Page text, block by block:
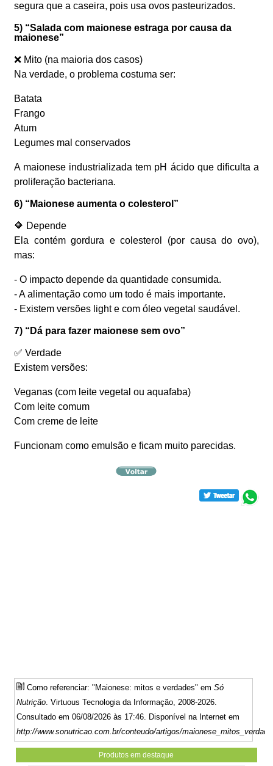
segura que a caseira, pois usa ovos pasteurizados.
5) “Salada com maionese estraga por causa da
maionese”
❌ Mito (na maioria dos casos)
Na verdade, o problema costuma ser:
Batata
Frango
Atum
Legumes mal conservados
A maionese industrializada tem pH ácido que dificulta a
proliferação bacteriana.
6) “Maionese aumenta o colesterol”
🔶 Depende
Ela contém gordura e colesterol (por causa do ovo),
mas:
- O impacto depende da quantidade consumida.
- A alimentação como um todo é mais importante.
- Existem versões light e com óleo vegetal saudável.
7) “Dá para fazer maionese sem ovo”
✅ Verdade
Existem versões:
Veganas (com leite vegetal ou aquafaba)
Com leite comum
Com creme de leite
Funcionam como emulsão e ficam muito parecidas.
Como referenciar: "Maionese: mitos e verdades" emSó
Nutrição. Virtuous Tecnologia da Informação, 2008-2026.
Consultado em 06/08/2026 às 17:46. Disponível na Internet em
http://www.sonutricao.com.br/conteudo/artigos/
Produtos em destaque